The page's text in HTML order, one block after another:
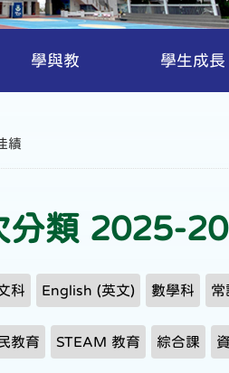
學與教 學生成長
績
分類 2025-
科 English (英文) 數學科 常
教育 STEAM 教育 綜合課